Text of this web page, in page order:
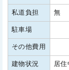
私道負担 無
駐車場
その他費用
建物状況 居住